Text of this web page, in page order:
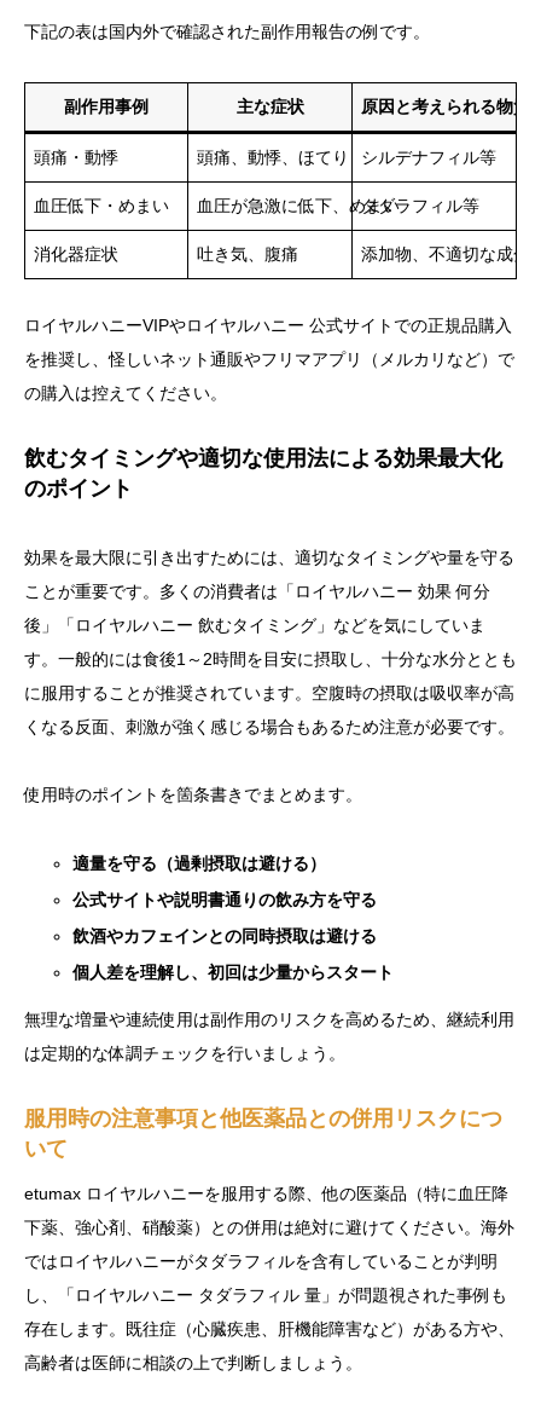
下記の表は国内外で確認された副作用報告の例です。
副作用事例 主な症状 原因と考えられる物質
頭痛・動悸 頭痛、動悸、ほてり シルデナフィル等
血圧低下・めまい 血圧が急激に低下、めまいタダラフィル等
消化器症状 吐き気、腹痛 添加物、不適切な成分
ロイヤルハニーVIPやロイヤルハニー 公式サイトでの正規品購入
を推奨し、怪しいネット通販やフリマアプリ（メルカリなど）で
の購入は控えてください。
飲むタイミングや適切な使用法による効果最大化
のポイント
効果を最大限に引き出すためには、適切なタイミングや量を守る
ことが重要です。多くの消費者は「ロイヤルハニー 効果 何分
後」「ロイヤルハニー 飲むタイミング」などを気にしていま
す。一般的には食後1～2時間を目安に摂取し、十分な水分ととも
に服用することが推奨されています。空腹時の摂取は吸収率が高
くなる反面、刺激が強く感じる場合もあるため注意が必要です。
使用時のポイントを箇条書きでまとめます。
適量を守る（過剰摂取は避ける）
公式サイトや説明書通りの飲み方を守る
飲酒やカフェインとの同時摂取は避ける
個人差を理解し、初回は少量からスタート
無理な増量や連続使用は副作用のリスクを高めるため、継続利用
は定期的な体調チェックを行いましょう。
服用時の注意事項と他医薬品との併用リスクにつ
いて
etumax ロイヤルハニーを服用する際、他の医薬品（特に血圧降
下薬、強心剤、硝酸薬）との併用は絶対に避けてください。海外
ではロイヤルハニーがタダラフィルを含有していることが判明
し、「ロイヤルハニー タダラフィル 量」が問題視された事例も
存在します。既往症（心臓疾患、肝機能障害など）がある方や、
高齢者は医師に相談の上で判断しましょう。